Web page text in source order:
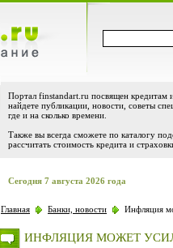
Портал finstandart.ru посвящен кредитам
найдете публикации, новости, советы
где и на сколько времени.
Также вы всегда сможете по каталогу
рассчитать стоимость кредита и
Сегодня 7 августа 2026 года
Главная Банки, новости Инфляция
ИНФЛЯЦИЯ МОЖЕТ